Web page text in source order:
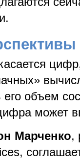
его объем
может
Марченко,